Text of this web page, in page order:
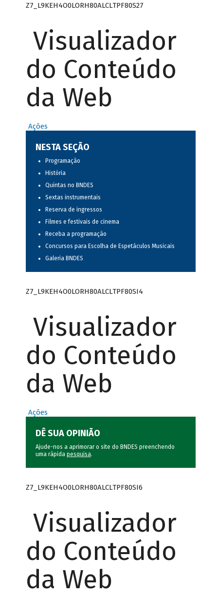
Z7_L9KEH4O0LORH80ALCLTPF80S27
Visualizador
do Conteúdo
da Web
Ações
NESTA SEÇÃO
Programação
História
Quintas no BNDES
Sextas instrumentais
Reserva de ingressos
Filmes e festivais de cinema
Receba a programação
Concursos para Escolha de Espetáculos Musicais
Galeria BNDES
Z7_L9KEH4O0LORH80ALCLTPF80SI4
Visualizador
do Conteúdo
da Web
Ações
DÊ SUA OPINIÃO
Ajude-nos a aprimorar o site do BNDES preenchendo
uma rápida pesquisa.
Z7_L9KEH4O0LORH80ALCLTPF80SI6
Visualizador
do Conteúdo
da Web